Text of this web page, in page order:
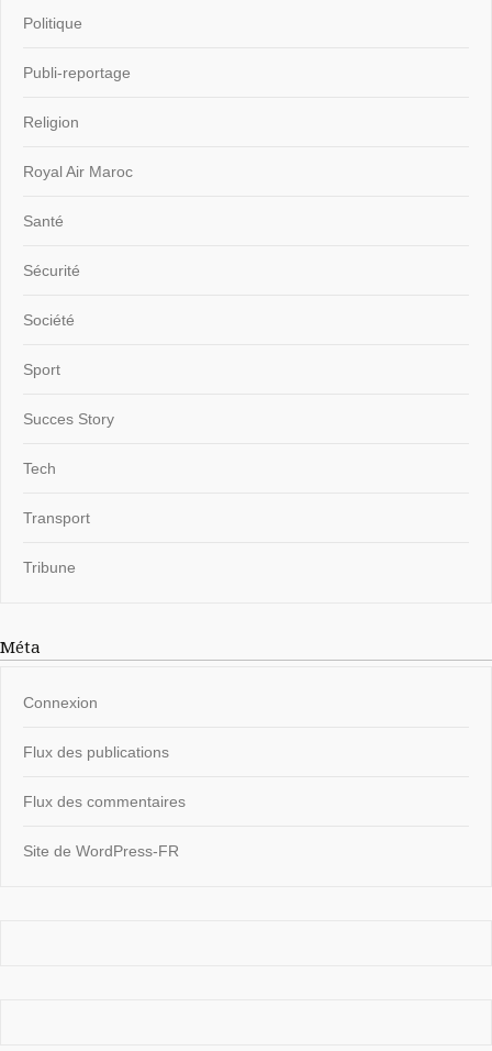
Politique
Publi-reportage
Religion
Royal Air Maroc
Santé
Sécurité
Société
Sport
Succes Story
Tech
Transport
Tribune
Méta
Connexion
Flux des publications
Flux des commentaires
Site de WordPress-FR